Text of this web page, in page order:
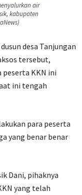
air
kabupaten
desa Tanjungan
tersebut,
peserta KKN ini
ini tengah
para peserta
yang benar benar
Dani, pihaknya
yang telah